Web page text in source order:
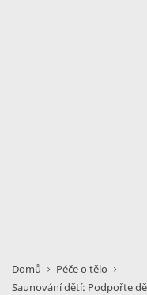
Domů
Péče o tělo
Saunování dětí: Podpořte